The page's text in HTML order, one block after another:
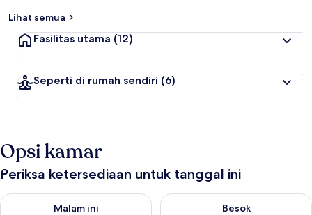
Lihat semua
Fasilitas utama (12)
Seperti di rumah sendiri (6)
Opsi kamar
Periksa ketersediaan untuk tanggal ini
Malam ini
Periksa ketersediaan untuk malam ini Agu 8 - Agu 9
Besok
Periksa ketersediaan untuk